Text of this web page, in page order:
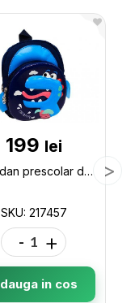
199 lei
Ghiozdan prescolar desen 3D(ML44-3) 217457
SKU: 217457
- +
in cos